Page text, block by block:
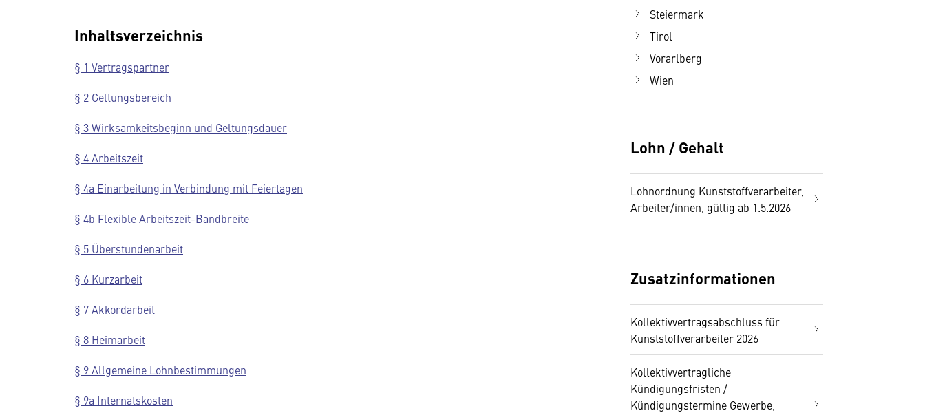
Inhaltsverzeichnis
§ 1 Vertragspartner
§ 2 Geltungsbereich
§ 3 Wirksamkeitsbeginn und Geltungsdauer
§ 4 Arbeitszeit
§ 4a Einarbeitung in Verbindung mit Feiertagen
§ 4b Flexible Arbeitszeit-Bandbreite
§ 5 Überstundenarbeit
§ 6 Kurzarbeit
§ 7 Akkordarbeit
§ 8 Heimarbeit
§ 9 Allgemeine Lohnbestimmungen
§ 9a Internatskosten
Steiermark
Tirol
Vorarlberg
Wien
Lohn / Gehalt
Lohnordnung Kunststoffverarbeiter,
Arbeiter/innen, gültig ab 1.5.2026
Zusatzinformationen
Kollektivvertragsabschluss für
Kunststoffverarbeiter 2026
Kollektivvertragliche
Kündigungsfristen /
Kündigungstermine Gewerbe,